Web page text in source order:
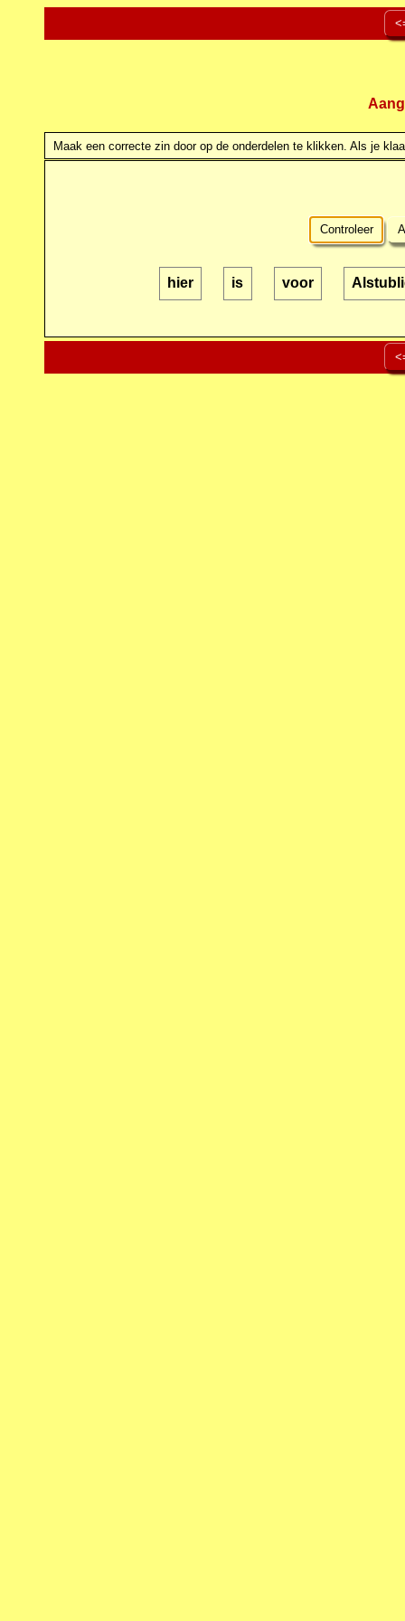
Maak een correcte zin door op de onderdelen te klikken. Als je
Controleer
hier is voor